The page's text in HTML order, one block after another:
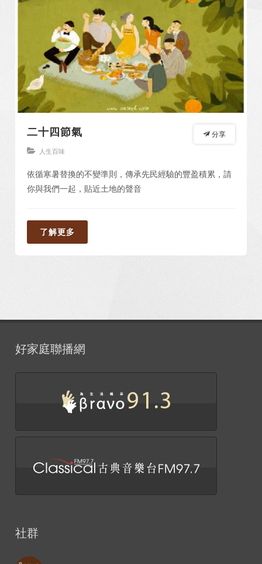
分享
二十四節氣
人生百味
依循寒暑替換的不變準則，傳承先民經驗的豐盈積累，請
你與我們一起，貼近土地的聲音
了解更多
好家庭聯播網
社群